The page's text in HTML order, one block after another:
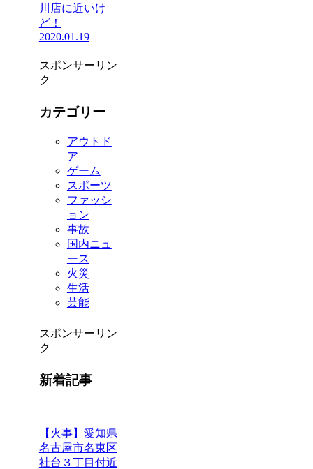
川店に近いけ
ど！
2020.01.19
スポンサーリン
ク
カテゴリー
アウトド
ア
ゲーム
スポーツ
ファッシ
ョン
事故
国内ニュ
ース
火災
生活
芸能
スポンサーリン
ク
新着記事
【火事】愛知県
名古屋市名東区
社台３丁目付近